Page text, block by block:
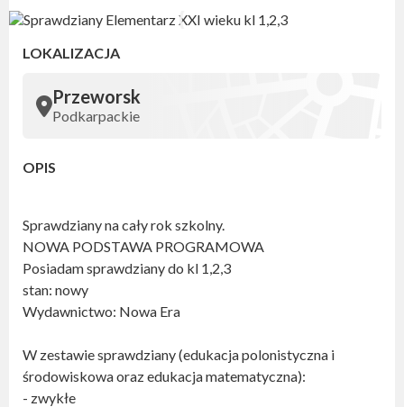
LOKALIZACJA
Przeworsk
Podkarpackie
OPIS
Sprawdziany na cały rok szkolny.
NOWA PODSTAWA PROGRAMOWA
Posiadam sprawdziany do kl 1,2,3
stan: nowy
Wydawnictwo: Nowa Era
W zestawie sprawdziany (edukacja polonistyczna i
środowiskowa oraz edukacja matematyczna):
- zwykłe